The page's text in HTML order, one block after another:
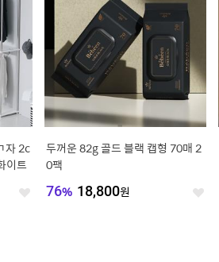
자 2c
이트
좋
두꺼운 82g 골드 블랙 캡형 70매 2
0팩
76% 18,800원 좋